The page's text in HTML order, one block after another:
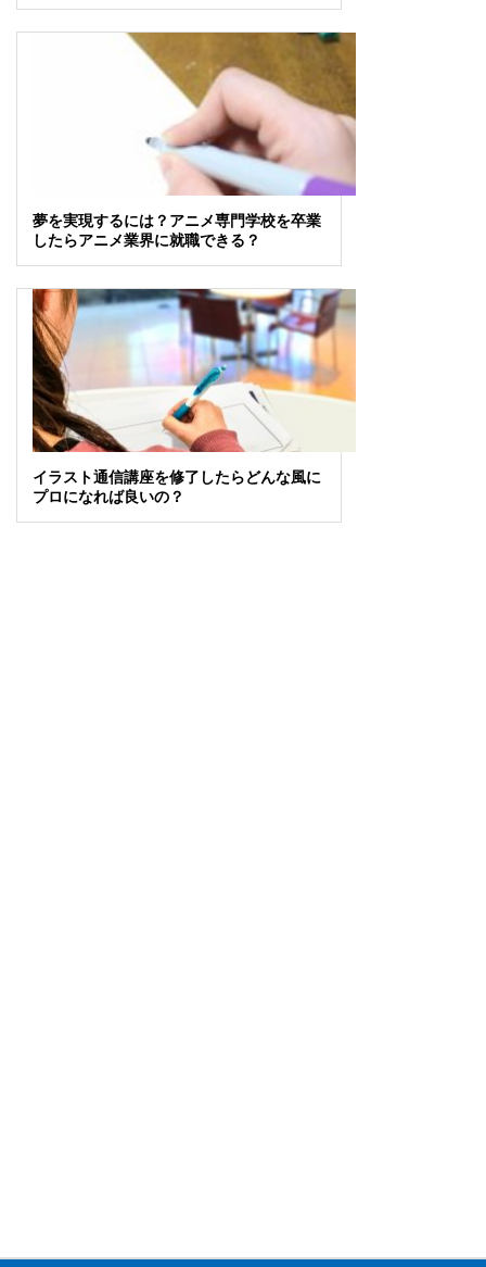
夢を実現するには？アニメ専門学校を卒業
したらアニメ業界に就職できる？
イラスト通信講座を修了したらどんな風に
プロになれば良いの？